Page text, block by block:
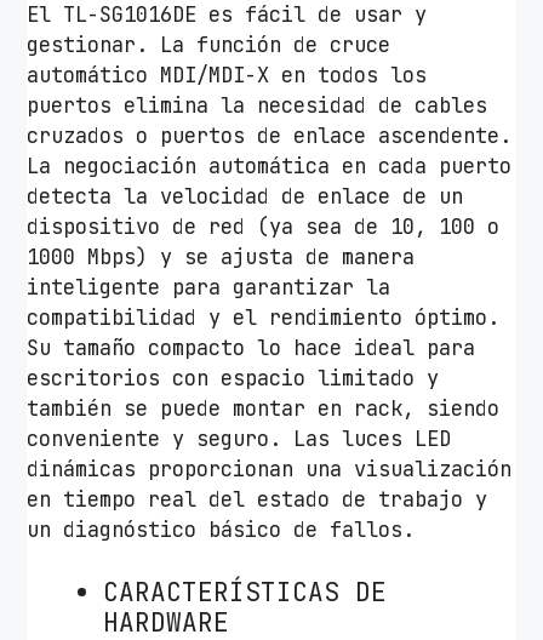
c
a
n
t
i
d
a
d
El TL-SG1016DE es fácil de usar y
gestionar. La función de cruce
automático MDI/MDI-X en todos los
puertos elimina la necesidad de cables
cruzados o puertos de enlace ascendente.
La negociación automática en cada puerto
detecta la velocidad de enlace de un
dispositivo de red (ya sea de 10, 100 o
1000 Mbps) y se ajusta de manera
inteligente para garantizar la
compatibilidad y el rendimiento óptimo.
Su tamaño compacto lo hace ideal para
escritorios con espacio limitado y
también se puede montar en rack, siendo
conveniente y seguro. Las luces LED
dinámicas proporcionan una visualización
en tiempo real del estado de trabajo y
un diagnóstico básico de fallos.
CARACTERÍSTICAS DE
HARDWARE